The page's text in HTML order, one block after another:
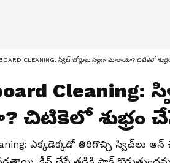
CLEANING: స్విచ్ బోర్డులు నల్లగా మారాయా? చిటికెలో
Cleaning:
శుభ్రం
ఎక్కడెక్కడో తిరిగొచ్చి స్విచ్‍లు